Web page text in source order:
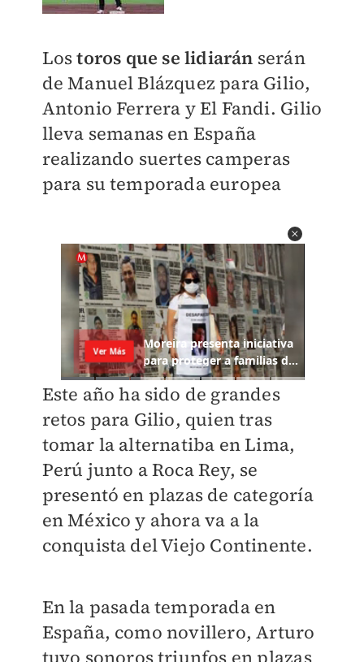
Lostoros que se lidiarán serán
de Manuel Blázquez para Gilio,
Antonio Ferrera y El Fandi. Gilio
lleva semanas en España
realizando suertes camperas
para su temporada europea
Este año ha sido de grandes
retos para Gilio, quien tras
tomar la alternatiba en Lima,
Perú junto a Roca Rey, se
presentó en plazas de categoría
en México y ahora va a la
conquista del Viejo Continente.
En la pasada temporada en
España, como novillero, Arturo